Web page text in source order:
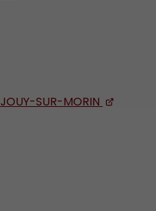
JOUY-SUR-MORIN